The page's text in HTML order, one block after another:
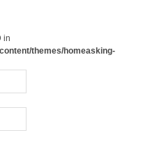
in
themes/homeasking-